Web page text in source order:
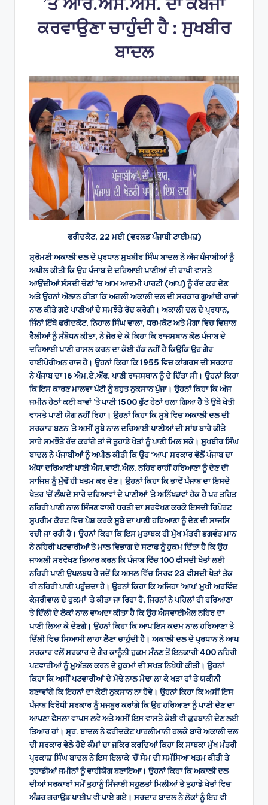
ਕਰਵਾਉਣਾ ਚਾਹੁੰਦੀ ਹੈ : ਸੁਖਬੀਰ
ਬਾਦਲ
ਫਰੀਦਕੋਟ, 22 ਮਈ (ਵਰਲਡ ਪੰਜਾਬੀ ਟਾਈਮਜ਼)
ਸ਼੍ਰੋਮਣੀ ਅਕਾਲੀ ਦਲ ਦੇ ਪ੍ਰਧਾਨ ਸੁਖਬੀਰ ਸਿੰਘ ਬਾਦਲ ਨੇ ਅੱਜ ਪੰਜਾਬੀਆਂ ਨੂੰ
ਅਪੀਲ ਕੀਤੀ ਕਿ ਉਹ ਪੰਜਾਬ ਦੇ ਦਰਿਆਈ ਪਾਣੀਆਂ ਦੀ ਰਾਖੀ ਵਾਸਤੇ
ਆਉਂਦੀਆਂ ਸੰਸਦੀ ਚੋਣਾਂ ’ਚ ਆਮ ਆਦਮੀ ਪਾਰਟੀ (ਆਪ) ਨੂੰ ਰੱਦ ਕਰ ਦੇਣ
ਅਤੇ ਉਹਨਾਂ ਐਲਾਨ ਕੀਤਾ ਕਿ ਅਗਲੀ ਅਕਾਲੀ ਦਲ ਦੀ ਸਰਕਾਰ ਗੁਆਂਢੀ ਰਾਜਾਂ
ਨਾਲ ਕੀਤੇ ਗਏ ਪਾਣੀਆਂ ਦੇ ਸਮਝੌਤੇ ਰੱਦ ਕਰੇਗੀ। ਅਕਾਲੀ ਦਲ ਦੇ ਪ੍ਰਧਾਨ,
ਜਿੰਨਾਂ ਇੱਥੇ ਫਰੀਦਕੋਟ, ਨਿਹਾਲ ਸਿੰਘ ਵਾਲਾ, ਧਰਮਕੋਟ ਅਤੇ ਮੋਗਾ ਵਿਚ ਵਿਸ਼ਾਲ
ਰੈਲੀਆਂ ਨੂੰ ਸੰਬੋਧਨ ਕੀਤਾ, ਨੇ ਜੋਰ ਦੇ ਕੇ ਕਿਹਾ ਕਿ ਰਾਜਸਥਾਨ ਕੋਲ ਪੰਜਾਬ ਦੇ
ਦਰਿਆਈ ਪਾਣੀ ਹਾਸਲ ਕਰਨ ਦਾ ਕੋਈ ਹੱਕ ਨਹੀਂ ਹੈ ਕਿਉਂਕਿ ਉਹ ਗੈਰ
ਰਾਈਪੇਰੀਅਨ ਰਾਜ ਹੈ। ਉਹਨਾਂ ਕਿਹਾ ਕਿ 1955 ਵਿਚ ਕਾਂਗਰਸ ਦੀ ਸਰਕਾਰ
ਨੇ ਪੰਜਾਬ ਦਾ 16 ਐਮ.ਏ.ਐੱਫ. ਪਾਣੀ ਰਾਜਸਥਾਨ ਨੂੰ ਦੇ ਦਿੱਤਾ ਸੀ। ਉਹਨਾਂ ਕਿਹਾ
ਕਿ ਇਸ ਕਾਰਣ ਮਾਲਵਾ ਪੱਟੀ ਨੂੰ ਬਹੁਤ ਨੁਕਸਾਨ ਪੁੱਜਾ। ਉਹਨਾਂ ਕਿਹਾ ਕਿ ਅੱਜ
ਜਮੀਨ ਹੇਠਾਂ ਕਈ ਥਾਵਾਂ ’ਤੇ ਪਾਣੀ 1500 ਫੁੱਟ ਹੇਠਾਂ ਚਲਾ ਗਿਆ ਹੈ ਤੇ ਉਥੇ ਖੇਤੀ
ਵਾਸਤੇ ਪਾਣੀ ਯੋਗ ਨਹੀਂ ਰਿਹਾ। ਉਹਨਾਂ ਕਿਹਾ ਕਿ ਸੂਬੇ ਵਿਚ ਅਕਾਲੀ ਦਲ ਦੀ
ਸਰਕਾਰ ਬਣਨ ’ਤੇ ਅਸੀਂ ਸੂਬੇ ਨਾਲ ਦਰਿਆਈ ਪਾਣੀਆਂ ਦੀ ਸਾਂਝ ਬਾਰੇ ਕੀਤੇ
ਸਾਰੇ ਸਮਝੌਤੇ ਰੱਦ ਕਰਾਂਗੇ ਤਾਂ ਜੋ ਤੁਹਾਡੇ ਖੇਤਾਂ ਨੂੰ ਪਾਣੀ ਮਿਲ ਸਕੇ। ਸੁਖਬੀਰ ਸਿੰਘ
ਬਾਦਲ ਨੇ ਪੰਜਾਬੀਆਂ ਨੂੰ ਅਪੀਲ ਕੀਤੀ ਕਿ ਉਹ ‘ਆਪ’ ਸਰਕਾਰ ਵੱਲੋਂ ਪੰਜਾਬ ਦਾ
ਅੱਧਾ ਦਰਿਆਈ ਪਾਣੀ ਐਸ.ਵਾਈ.ਐਲ. ਨਹਿਰ ਰਾਹੀਂ ਹਰਿਆਣਾ ਨੂੰ ਦੇਣ ਦੀ
ਸਾਜਿਸ਼ ਨੂੰ ਮੁੱਢੋਂ ਹੀ ਖਤਮ ਕਰ ਦੇਣ। ਉਹਨਾਂ ਕਿਹਾ ਕਿ ਭਾਵੇਂ ਪੰਜਾਬ ਦਾ ਇਸਦੇ
ਖੇਤਰ ’ਚੋਂ ਲੰਘਦੇ ਸਾਰੇ ਦਰਿਆਵਾਂ ਦੇ ਪਾਣੀਆਂ ’ਤੇ ਅਨਿੱਖੜਵਾਂ ਹੱਕ ਹੈ ਪਰ ਤਹਿਤ
ਨਹਿਰੀ ਪਾਣੀ ਨਾਲ ਸਿੰਜਣ ਵਾਲੀ ਧਰਤੀ ਦਾ ਸਰਵੇਖਣ ਕਰਕੇ ਇਸਦੀ ਰਿਪੋਰਟ
ਸੁਪਰੀਮ ਕੋਰਟ ਵਿਚ ਪੇਸ਼ ਕਰਕੇ ਸੂਬੇ ਦਾ ਪਾਣੀ ਹਰਿਆਣਾ ਨੂੰ ਦੇਣ ਦੀ ਸਾਜਸਿ
ਰਚੀ ਜਾ ਰਹੀ ਹੈ। ਉਹਨਾਂ ਕਿਹਾ ਕਿ ਇਸ ਮੁਤਾਬਕ ਹੀ ਮੁੱਖ ਮੰਤਰੀ ਭਗਵੰਤ ਮਾਨ
ਨੇ ਨਹਿਰੀ ਪਟਵਾਰੀਆਂ ਤੇ ਮਾਲ ਵਿਭਾਗ ਦੇ ਸਟਾਫ ਨੂੰ ਹੁਕਮ ਦਿੱਤਾ ਹੈ ਕਿ ਉਹ
ਜਾਅਲੀ ਸਰਵੇਖਣ ਤਿਆਰ ਕਰਨ ਕਿ ਪੰਜਾਬ ਵਿੱਚ 100 ਫੀਸਦੀ ਖੇਤਾਂ ਲਈ
ਨਹਿਰੀ ਪਾਣੀ ਉਪਲਬਧ ਹੈ ਜਦੋਂ ਕਿ ਅਸਲ ਵਿੱਚ ਸਿਰਫ 23 ਫੀਸਦੀ ਖੇਤਾਂ ਤੱਕ
ਹੀ ਨਹਿਰੀ ਪਾਣੀ ਪਹੁੰਚਦਾ ਹੈ। ਉਹਨਾਂ ਕਿਹਾ ਕਿ ਅਜਿਹਾ ‘ਆਪ’ ਮੁਖੀ ਅਰਵਿੰਦ
ਕੇਜਰੀਵਾਲ ਦੇ ਹੁਕਮਾਂ ’ਤੇ ਕੀਤਾ ਜਾ ਰਿਹਾ ਹੈ, ਜਿਹਨਾਂ ਨੇ ਪਹਿਲਾਂ ਹੀ ਹਰਿਆਣਾ
ਤੇ ਦਿੱਲੀ ਦੇ ਲੋਕਾਂ ਨਾਲ ਵਾਅਦਾ ਕੀਤਾ ਹੈ ਕਿ ਉਹ ਐਸਵਾਈਐਲ ਨਹਿਰ ਦਾ
ਪਾਣੀ ਲਿਆ ਕੇ ਦੇਣਗੇ। ਉਹਨਾਂ ਕਿਹਾ ਕਿ ਆਪ ਇਸ ਕਦਮ ਨਾਲ ਹਰਿਆਣਾ ਤੇ
ਦਿੱਲੀ ਵਿਚ ਸਿਆਸੀ ਲਾਹਾ ਲੈਣਾ ਚਾਹੁੰਦੀ ਹੈ। ਅਕਾਲੀ ਦਲ ਦੇ ਪ੍ਰਧਾਨ ਨੇ ਆਪ
ਸਰਕਾਰ ਵਲੋਂ ਸਰਕਾਰ ਦੇ ਗੈਰ ਕਾਨੂੰਨੀ ਹੁਕਮ ਮੰਨਣ ਤੋਂ ਇਨਕਾਰੀ 400 ਨਹਿਰੀ
ਪਟਵਾਰੀਆਂ ਨੂੰ ਮੁਅੱਤਲ ਕਰਨ ਦੇ ਹੁਕਮਾਂ ਦੀ ਸਖਤ ਨਿਖੇਧੀ ਕੀਤੀ। ਉਹਨਾਂ
ਕਿਹਾ ਕਿ ਅਸੀਂ ਪਟਵਾਰੀਆਂ ਦੇ ਮੋਢੇ ਨਾਲ ਮੋਢਾ ਲਾ ਕੇ ਖੜਾ ਹਾਂ ਤੇ ਯਕੀਨੀ
ਬਣਾਵਾਂਗੇ ਕਿ ਇਹਨਾਂ ਦਾ ਕੋਈ ਨੁਕਸਾਨ ਨਾ ਹੋਵੇ। ਉਹਨਾਂ ਕਿਹਾ ਕਿ ਅਸੀਂ ਇਸ
ਪੰਜਾਬ ਵਿਰੋਧੀ ਸਰਕਾਰ ਨੂੰ ਮਜਬੂਰ ਕਰਾਂਗੇ ਕਿ ਉਹ ਹਰਿਆਣਾ ਨੂੰ ਪਾਣੀ ਦੇਣ ਦਾ
ਆਪਣਾ ਫੈਸਲਾ ਵਾਪਸ ਲਵੇ ਅਤੇ ਅਸੀਂ ਇਸ ਵਾਸਤੇ ਕੋਈ ਵੀ ਕੁਰਬਾਨੀ ਦੇਣ ਲਈ
ਤਿਆਰ ਹਾਂ। ਸ੍ਰ. ਬਾਦਲ ਨੇ ਫਰੀਦਕੋਟ ਪਾਰਲੀਮਾਨੀ ਹਲਕੇ ਬਾਰੇ ਅਕਾਲੀ ਦਲ
ਦੀ ਸਰਕਾਰ ਵੇਲੇ ਹੋਏ ਕੰਮਾਂ ਦਾ ਜਕਿਰ ਕਰਦਿਆਂ ਕਿਹਾ ਕਿ ਸਾਬਕਾ ਮੁੱਖ ਮੰਤਰੀ
ਪ੍ਰਕਾਸ਼ ਸਿੰਘ ਬਾਦਲ ਨੇ ਇਸ ਇਲਾਕੇ ’ਚੋਂ ਸੇਮ ਦੀ ਸਮੱਸਿਆ ਖਤਮ ਕੀਤੀ ਤੇ
ਤੁਹਾਡੀਆਂ ਜਮੀਨਾਂ ਨੂੰ ਵਾਹੀਯੋਗ ਬਣਾਇਆ। ਉਹਨਾਂ ਕਿਹਾ ਕਿ ਅਕਾਲੀ ਦਲ
ਦੀਆਂ ਸਰਕਾਰਾਂ ਸਮੇਂ ਤੁਹਾਨੂੰ ਸਿੰਜਾਈ ਸਹੂਲਤਾਂ ਮਿਲੀਆਂ ਤੇ ਤੁਹਾਡੇ ਖੇਤਾਂ ਵਿਚ
ਅੰਡਰ ਗਰਾਉਂਡ ਪਾਈਪ ਵੀ ਪਾਏ ਗਏ। ਸਰਦਾਰ ਬਾਦਲ ਨੇ ਲੋਕਾਂ ਨੂੰ ਇਹ ਵੀ